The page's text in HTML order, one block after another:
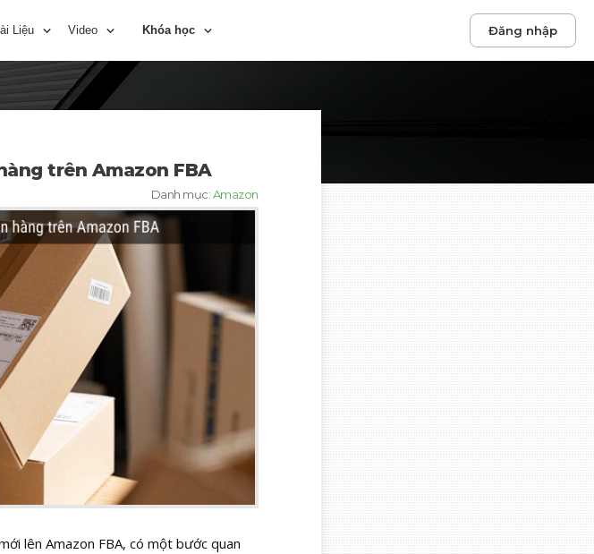
Liệu Video Khóa học Đăng nhập
trên Amazon FBA
Danh mục:Amazon
lên Amazon FBA, có một bước quan